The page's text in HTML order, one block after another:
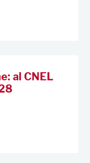
al CNEL